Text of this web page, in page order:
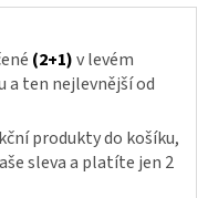
(2+1)v levém
ten nejlevnější od
produkty do košíku,
sleva a platíte jen 2